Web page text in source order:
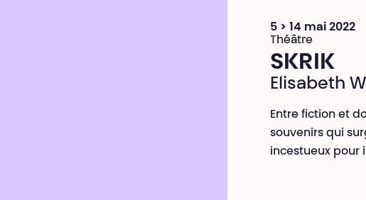
5 > 14 mai 2022
Théâtre
SKRIK
Elisabeth
Entre fiction et
souvenirs qui
incestueux pour